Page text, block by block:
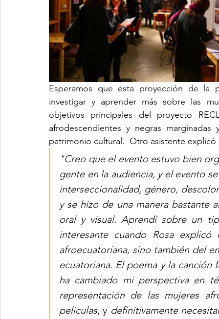
Esperamos que esta proyección de la
investigar y aprender más sobre las
objetivos principales del proyecto
afrodescendientes y negras
patrimonio cultural.  Otro asistente explicó
"Creo que el evento estuvo bien
gente en la audiencia, y el evento
interseccionalidad, género,
y se hizo de una manera bastante
oral y visual. Aprendí sobre un
interesante cuando Rosa
afroecuatoriana, sino también del
ecuatoriana. El poema y la
ha cambiado mi perspectiva en
representación de las mujeres
películas, y definitivamente